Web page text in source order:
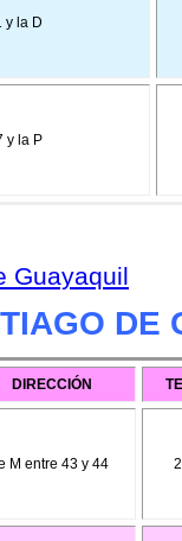
y la D
y la P
Guayaquil
DE
DIRECCIÓN
M entre 43 y 44